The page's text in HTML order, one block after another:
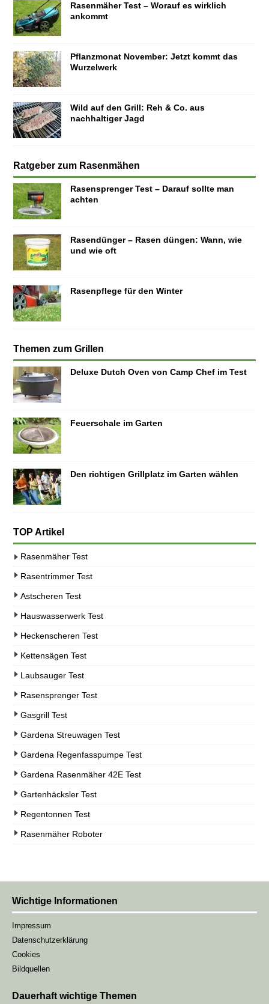
Rasenmäher Test – Worauf es wirklich
ankommt
Pflanzmonat November: Jetzt kommt das
Wurzelwerk
Wild auf den Grill: Reh & Co. aus
nachhaltiger Jagd
Ratgeber zum Rasenmähen
Rasensprenger Test – Darauf sollte man
achten
Rasendünger – Rasen düngen: Wann, wie
und wie oft
Rasenpflege für den Winter
Themen zum Grillen
Deluxe Dutch Oven von Camp Chef im Test
Feuerschale im Garten
Den richtigen Grillplatz im Garten wählen
TOP Artikel
Rasenmäher Test
Rasentrimmer Test
Astscheren Test
Hauswasserwerk Test
Heckenscheren Test
Kettensägen Test
Laubsauger Test
Rasensprenger Test
Gasgrill Test
Gardena Streuwagen Test
Gardena Regenfasspumpe Test
Gardena Rasenmäher 42E Test
Gartenhäcksler Test
Regentonnen Test
Rasenmäher Roboter
Wichtige Informationen
Impressum
Datenschutzerklärung
Cookies
Bildquellen
Dauerhaft wichtige Themen